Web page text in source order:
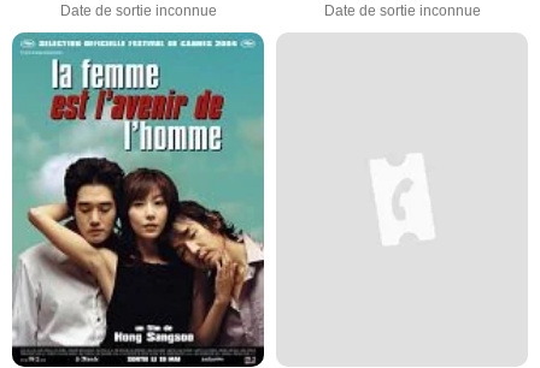
Date de sortie inconnue Date de sortie inconnue